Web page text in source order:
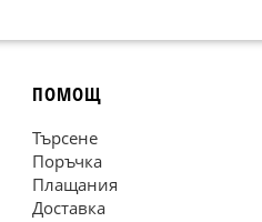
ПОМОЩ
Търсене
Поръчка
Плащания
Доставка